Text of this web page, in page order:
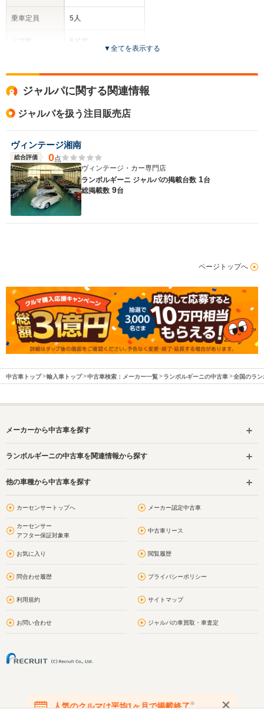
乗車定員
サイズ
(全長x全幅x全高)
排気量
駆動方式
5人
5ドア
全高
1.86m
ホイールベース
2488cc
4WD
▼全てを表示する
ジャルパに関する関連情報
ジャルパを扱う注目販売店
ヴィンテージ湘南
総合評価 0点
ヴィンテージ・カー専門店
ランボルギーニ ジャルパの掲載台数 1台
総掲載数 9台
ページトップへ
中古車トップ 輸入車トップ 中古車検索：メーカー一覧 ランボルギーニの中古車 全国のラ
メーカーから中古車を探す
ランボルギーニの中古車を関連情報から探す
他の車種から中古車を探す
カーセンサートップへ メーカー認定中古車
カーセンサー
アフター保証対象車
中古車リース
お気に入り 閲覧履歴
問合わせ履歴 プライバシーポリシー
利用規約 サイトマップ
お問い合わせ ジャルパの車買取・車査定
人気のクルマは平均1ヶ月で掲載終了※